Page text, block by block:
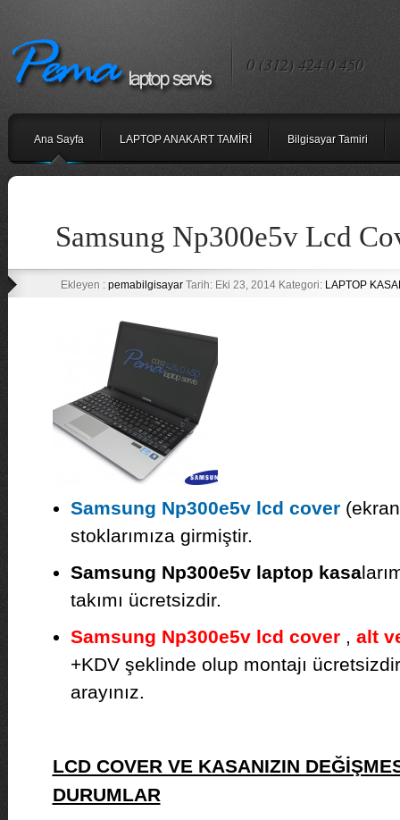
0 (312) 424 0 450
Ana Sayfa LAPTOP ANAKART TAMİRİ Bilgisayar Tamiri
Samsung Np300e5v Lcd
Ekleyen : pemabilgisayarTarih: Eki 23, 2014 Kategori: LAPTOP
Samsung Np300e5v lcd cover(ekran
stoklarımıza girmiştir.
Samsung Np300e5v laptop kasa
takımı ücretsizdir.
Samsung Np300e5v lcd cover, alt
+KDV şeklinde olup montajı
arayınız.
LCD COVER VE KASANIZIN
DURUMLAR